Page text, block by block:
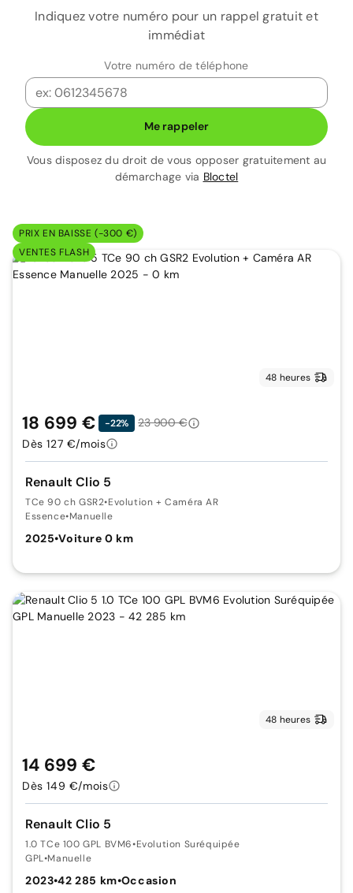
Indiquez votre numéro pour un rappel gratuit et
immédiat
Votre numéro de téléphone
Me rappeler
Vous disposez du droit de vous opposer gratuitement au
démarchage via Bloctel
PRIX EN BAISSE (-300 €)
VENTES FLASH
48 heures
Renault Clio 5
TCe 90 ch GSR2•Evolution + Caméra AR
Essence•Manuelle
2025•Voiture 0 km
18 699 € -22%
23 900 €
Dès 127 €/mois
48 heures
Renault Clio 5
1.0 TCe 100 GPL BVM6•Evolution Suréquipée
GPL•Manuelle
2023•42 285 km•Occasion
14 699 €
Dès 149 €/mois